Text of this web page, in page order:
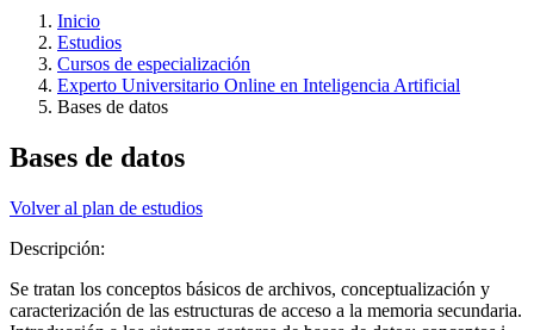
Inicio
Estudios
Cursos de especialización
Experto Universitario Online en Inteligencia Artificial
Bases de datos
Bases de datos
Volver al plan de estudios
Descripción:
Se tratan los conceptos básicos de archivos, conceptualización y
caracterización de las estructuras de acceso a la memoria secundaria.